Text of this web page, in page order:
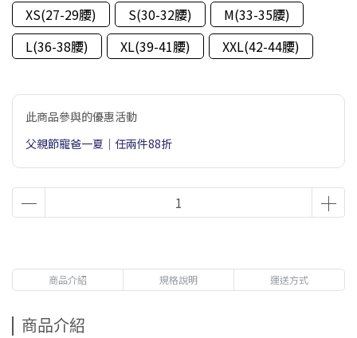
XS(27-29腰)
S(30-32腰)
M(33-35腰)
L(36-38腰)
XL(39-41腰) XXL(42-44腰)
此商品參與的優惠活動
父親節寵爸一夏｜任兩件88折
商品介紹 規格說明 運送方式
商品介紹